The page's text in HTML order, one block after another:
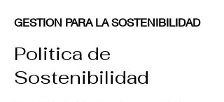
GESTION PARA LA SOSTENIBILIDAD
Politica de
Sostenibilidad